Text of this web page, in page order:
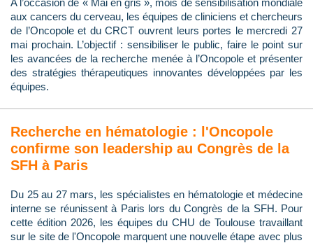
A l’occasion de « Mai en gris », mois de sensibilisation mondiale
aux cancers du cerveau, les équipes de cliniciens et chercheurs
de l’Oncopole et du CRCT ouvrent leurs portes le mercredi 27
mai prochain. L’objectif : sensibiliser le public, faire le point sur
les avancées de la recherche menée à l’Oncopole et présenter
des stratégies thérapeutiques innovantes développées par les
équipes.
Recherche en hématologie : l'Oncopole
confirme son leadership au Congrès de la
SFH à Paris
Du 25 au 27 mars, les spécialistes en hématologie et médecine
interne se réunissent à Paris lors du Congrès de la SFH. Pour
cette édition 2026, les équipes du CHU de Toulouse travaillant
sur le site de l'Oncopole marquent une nouvelle étape avec plus